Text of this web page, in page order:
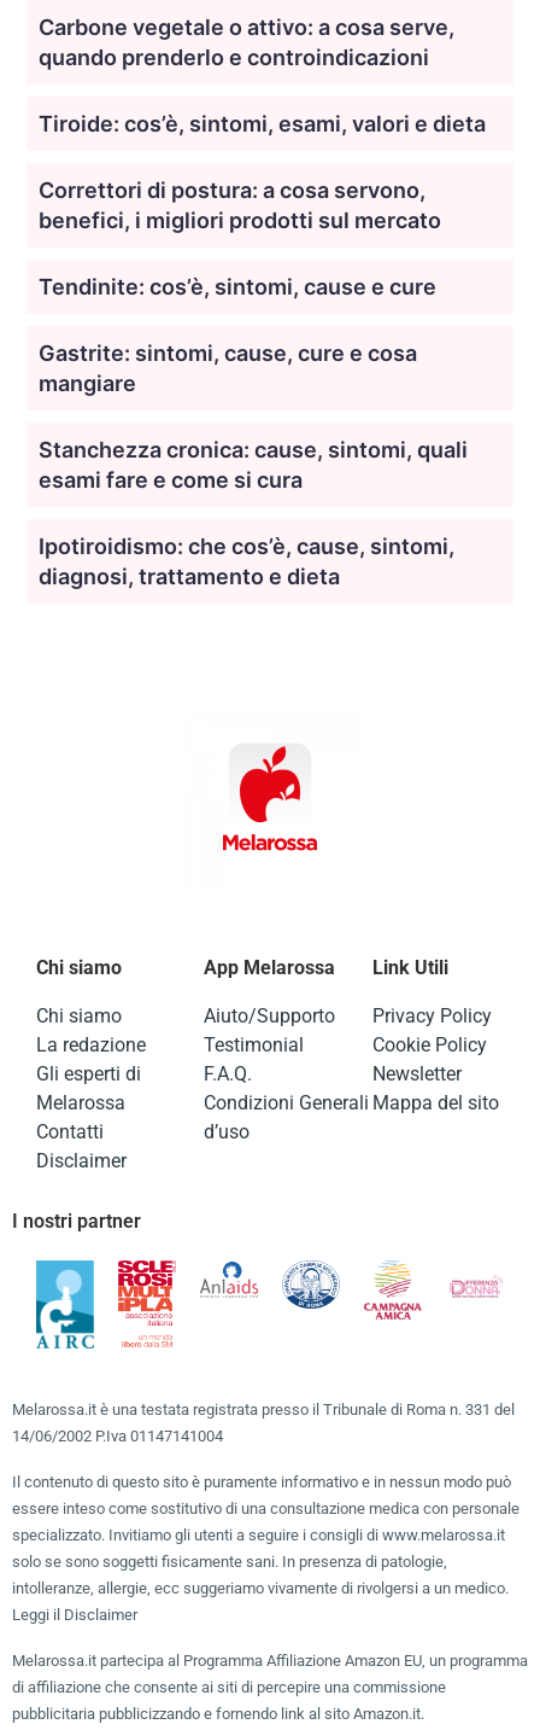
Carbone vegetale o attivo: a cosa serve,
quando prenderlo e controindicazioni
Tiroide: cos’è, sintomi, esami, valori e dieta
Correttori di postura: a cosa servono,
benefici, i migliori prodotti sul mercato
Tendinite: cos’è, sintomi, cause e cure
Gastrite: sintomi, cause, cure e cosa
mangiare
Stanchezza cronica: cause, sintomi, quali
esami fare e come si cura
Ipotiroidismo: che cos’è, cause, sintomi,
diagnosi, trattamento e dieta
Chi siamo
Chi siamo
La redazione
Gli esperti di
Melarossa
Contatti
Disclaimer
App Melarossa
Aiuto/Supporto
Testimonial
F.A.Q.
Condizioni Generali
d’uso
Link Utili
Privacy Policy
Cookie Policy
Newsletter
Mappa del sito
I nostri partner
Melarossa.it è una testata registrata presso il Tribunale di Roma n. 331 del
14/06/2002 P.Iva 01147141004
Il contenuto di questo sito è puramente informativo e in nessun modo può
essere inteso come sostitutivo di una consultazione medica con personale
specializzato. Invitiamo gli utenti a seguire i consigli di www.melarossa.it
solo se sono soggetti fisicamente sani. In presenza di patologie,
intolleranze, allergie, ecc suggeriamo vivamente di rivolgersi a un medico.
Leggi il Disclaimer
Melarossa.it partecipa al Programma Affiliazione Amazon EU, un programma
di affiliazione che consente ai siti di percepire una commissione
pubblicitaria pubblicizzando e fornendo link al sito Amazon.it.